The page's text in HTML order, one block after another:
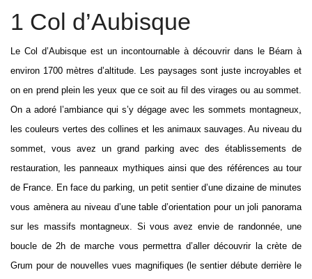
1 Col d’Aubisque
Le Col d’Aubisque est un incontournable à découvrir dans le Béarn à
environ 1700 mètres d’altitude. Les paysages sont juste incroyables et
on en prend plein les yeux que ce soit au fil des virages ou au sommet.
On a adoré l’ambiance qui s’y dégage avec les sommets montagneux,
les couleurs vertes des collines et les animaux sauvages. Au niveau du
sommet, vous avez un grand parking avec des établissements de
restauration, les panneaux mythiques ainsi que des références au tour
de France. En face du parking, un petit sentier d’une dizaine de minutes
vous amènera au niveau d’une table d’orientation pour un joli panorama
sur les massifs montagneux. Si vous avez envie de randonnée, une
boucle de 2h de marche vous permettra d’aller découvrir la crète de
Grum pour de nouvelles vues magnifiques (le sentier débute derrière le